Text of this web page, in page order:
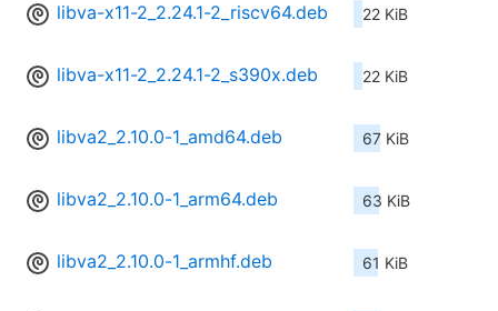
libva-x11-2_2.24.1-2_riscv64.deb 22 KiB
libva-x11-2_2.24.1-2_s390x.deb 22 KiB
libva2_2.10.0-1_amd64.deb 67 KiB
libva2_2.10.0-1_arm64.deb 63 KiB
libva2_2.10.0-1_armhf.deb 61 KiB